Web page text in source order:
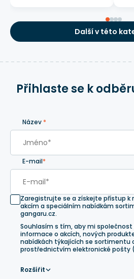
Další v této
Přihlaste se k
Název *
E-mail*
Zaregistrujte se a získejte přístup k
akcím a speciálním nabídkám
gangaru.cz.
Souhlasím s tím, aby mi společnost
informace o akcích, nových
nabídkách týkajících se sortimentu
prostřednictvím elektronické pošty
Rozšířit